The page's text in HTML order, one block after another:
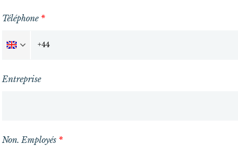
Téléphone *
Entreprise
Non. Employés *